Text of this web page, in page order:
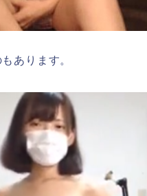
あります。